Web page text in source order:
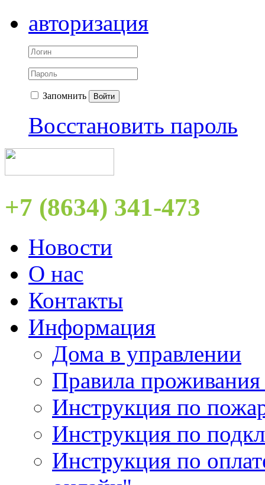
авторизация
Запомнить Войти
Восстановить пароль
+7 (8634) 341-473
Новости
О нас
Контакты
Информация
Дома в управлении
Правила
Инструкция по
Инструкция по
Инструкция по